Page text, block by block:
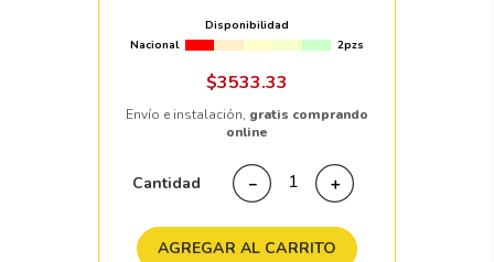
Disponibilidad
Nacional
2pzs
$3533.33
Envío e instalación, gratis comprando
online
Cantidad ＋
－
AGREGAR AL CARRITO